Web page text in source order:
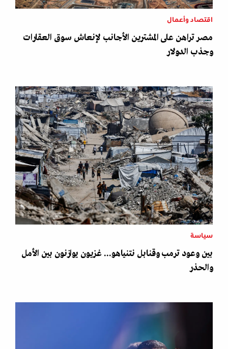
اقتصاد وأعمال
مصر تراهن على المشترين الأجانب لإنعاش سوق العقارات
وجذب الدولار
سياسة
بين وعود ترمب وقنابل نتنياهو... غزيون يوازنون بين الأمل
والحذر